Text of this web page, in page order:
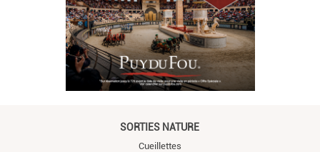
SORTIES NATURE
Cueillettes